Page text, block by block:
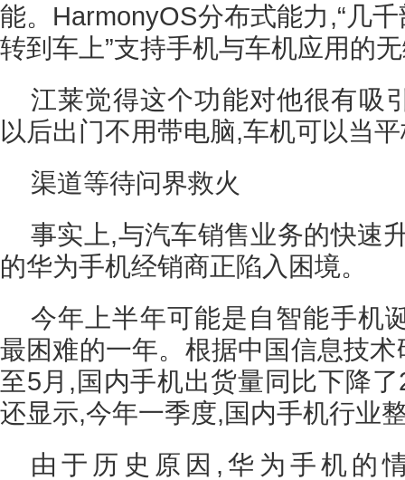
能。HarmonyOS分布式能力,“几
转到车上”支持手机与车机应用的
江莱觉得这个功能对他很有吸
以后出门不用带电脑,车机可以当
渠道等待问界救火
事实上,与汽车销售业务的快速
的华为手机经销商正陷入困境。
今年上半年可能是自智能手机
最困难的一年。根据中国信息技
至5月,国内手机出货量同比下降
还显示,今年一季度,国内手机行业
由于历史原因,华为手机的